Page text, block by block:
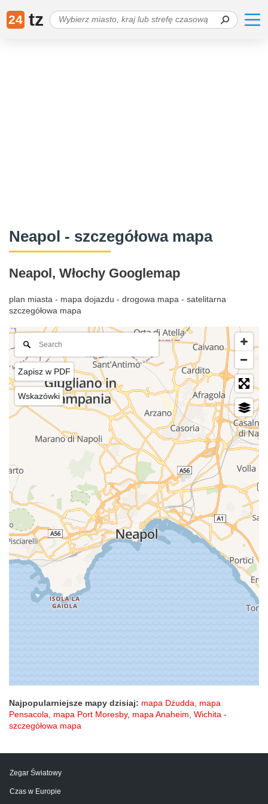
24 tz
Neapol - szczegółowa mapa
Neapol, Włochy Googlemap
plan miasta - mapa dojazdu - drogowa mapa - satelitarna
szczegółowa mapa
Zapisz w PDF
Wskazówki
Najpopularniejsze mapy dzisiaj: mapa Dżudda, mapa
Pensacola, mapa Port Moresby, mapa Anaheim, Wichita -
szczegółowa mapa
Zegar Światowy
Czas w Europie